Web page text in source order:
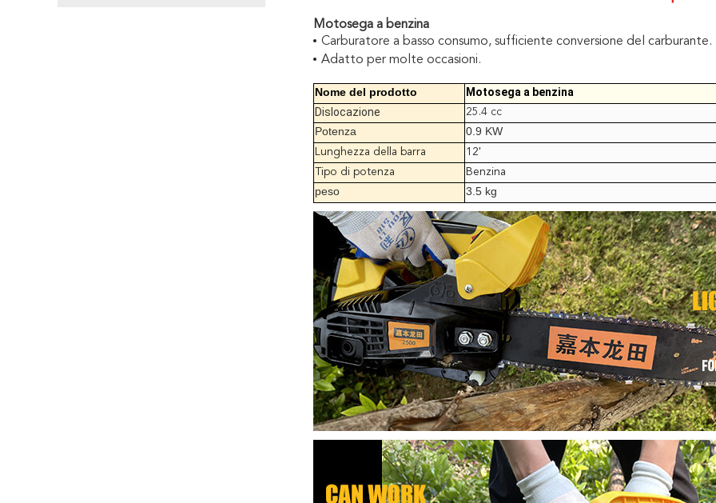
Motosega a benzina
Carburatore a basso consumo, sufficiente conversione del carburante.
Adatto per molte occasioni.
Nome del prodotto
Motosega a benzina
Dislocazione
25.4 cc
Potenza 0.9 KW
Lunghezza della barra
12'
Tipo di potenza
Benzina
peso 3.5 kg